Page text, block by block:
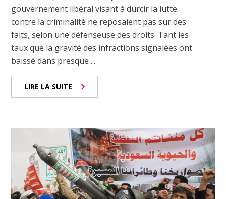
gouvernement libéral visant à durcir la lutte
contre la criminalité ne reposaient pas sur des
faits, selon une défenseuse des droits. Tant les
taux que la gravité des infractions signalées ont
baissé dans presque ...
LIRE LA SUITE